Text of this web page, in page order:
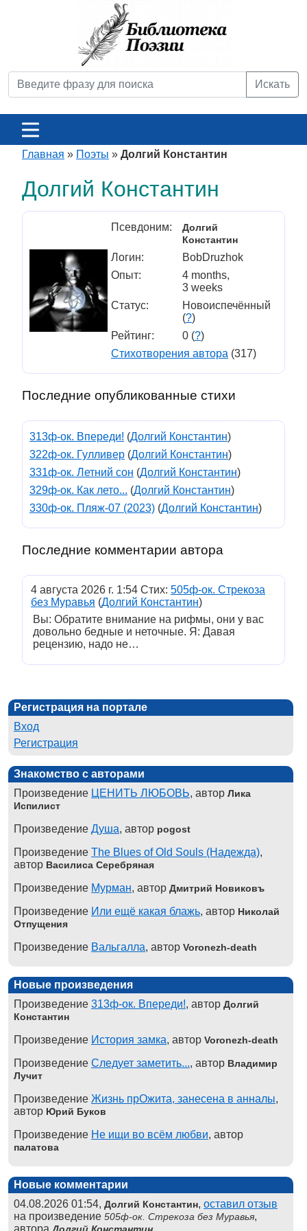
Искать
Главная » Поэты » Долгий Константин
Долгий Константин
Псевдоним:
Долгий
Константин
Логин:
BobDruzhok
Опыт:
4 months,
3 weeks
Статус:
Новоиспечённый
(?)
Рейтинг:
0 (?)
Стихотворения автора (317)
Последние опубликованные стихи
313ф-ок. Впереди! (Долгий Константин)
322ф-ок. Гулливер (Долгий Константин)
331ф-ок. Летний сон (Долгий Константин)
329ф-ок. Как лето... (Долгий Константин)
330ф-ок. Пляж-07 (2023) (Долгий Константин)
Последние комментарии автора
4 августа 2026 г. 1:54 Стих: 505ф-ок. Стрекоза
без Муравья (Долгий Константин)
Вы: Обратите внимание на рифмы, они у вас
довольно бедные и неточные. Я: Давая
рецензию, надо не…
Регистрация на портале
Вход
Регистрация
Знакомство с авторами
Произведение ЦЕНИТЬ ЛЮБОВЬ, автор Лика
Испилист
Произведение Душа, автор pogost
Произведение The Blues of Old Souls (Надежда),
автор Василиса Серебряная
Произведение Мурман, автор Дмитрий Новиковъ
Произведение Или ещё какая блажь, автор Николай
Отпущения
Произведение Вальгалла, автор Voronezh-death
Новые произведения
Произведение 313ф-ок. Впереди!, автор Долгий
Константин
Произведение История замка, автор Voronezh-death
Произведение Следует заметить..., автор Владимир
Лучит
Произведение Жизнь прОжита, занесена в анналы,
автор Юрий Буков
Произведение Не ищи во всём любви, автор
палатова
Новые комментарии
04.08.2026 01:54, Долгий Константин, оставил отзыв
на произведение 505ф-ок. Стрекоза без Муравья,
автора